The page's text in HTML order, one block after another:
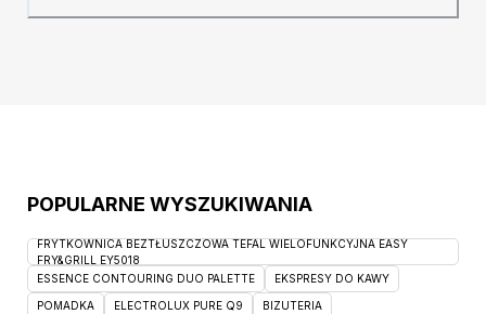
metalowa podsufitka, szklany klosz, ilość
POPULARNE WYSZUKIWANIA
FRYTKOWNICA BEZTŁUSZCZOWA TEFAL WIELOFUNKCYJNA EASY
FRY&GRILL EY5018
ESSENCE CONTOURING DUO PALETTE
EKSPRESY DO KAWY
POMADKA ELECTROLUX PURE Q9 BIZUTERIA